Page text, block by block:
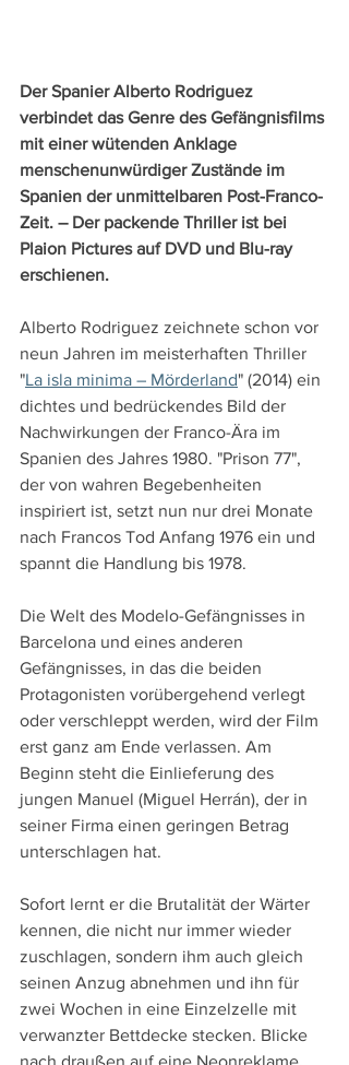
Der Spanier Alberto Rodriguez
verbindet das Genre des Gefängnisfilms
mit einer wütenden Anklage
menschenunwürdiger Zustände im
Spanien der unmittelbaren Post-Franco-
Zeit. – Der packende Thriller ist bei
Plaion Pictures auf DVD und Blu-ray
erschienen.
Alberto Rodriguez zeichnete schon vor
neun Jahren im meisterhaften Thriller
"La isla minima – Mörderland" (2014) ein
dichtes und bedrückendes Bild der
Nachwirkungen der Franco-Ära im
Spanien des Jahres 1980. "Prison 77",
der von wahren Begebenheiten
inspiriert ist, setzt nun nur drei Monate
nach Francos Tod Anfang 1976 ein und
spannt die Handlung bis 1978.
Die Welt des Modelo-Gefängnisses in
Barcelona und eines anderen
Gefängnisses, in das die beiden
Protagonisten vorübergehend verlegt
oder verschleppt werden, wird der Film
erst ganz am Ende verlassen. Am
Beginn steht die Einlieferung des
jungen Manuel (Miguel Herrán), der in
seiner Firma einen geringen Betrag
unterschlagen hat.
Sofort lernt er die Brutalität der Wärter
kennen, die nicht nur immer wieder
zuschlagen, sondern ihm auch gleich
seinen Anzug abnehmen und ihn für
zwei Wochen in eine Einzelzelle mit
verwanzter Bettdecke stecken. Blicke